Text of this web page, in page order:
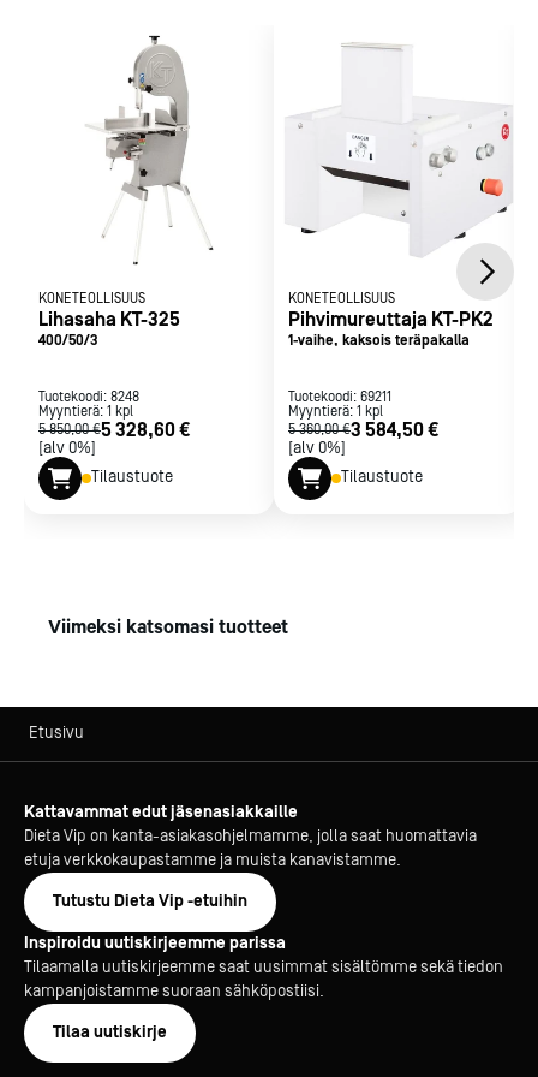
Laitteen paino: 52 kg
Materiaali: ruostumaton teräs.
Kiinteällä pöydällä varustettu pöytämallinen vannesaha.
Varustettu jarrumoottorilla, joka takaa terän nopean
pysähtymisen laitteen sammuttamisen yhteydessä.
Hiljainen ja tasainen käynti.
KT-sahat täyttävät standardin SFS-EN 12268:en
(Elintarvikekoneet. Vannesahat. Turvallisuus- ja
hygieniavaatimukset) vaatimukset.
KONETEOLLISUUS
Lihasaha KT-325
400/50/3
Tuotekoodi: 8248
Myyntierä: 1 kpl
5 850,00 €5 328,60 €
[alv 0%]
Tilaustuote
KONETEOLLISUUS
Pihvimureuttaja KT-PK2
1-vaihe, kaksois teräpakalla
Tuotekoodi: 69211
Myyntierä: 1 kpl
5 360,00 €3 584,50 €
[alv 0%]
Tilaustuote
Viimeksi katsomasi tuotteet
Etusivu
Kattavammat edut jäsenasiakkaille
Dieta Vip on kanta-asiakasohjelmamme, jolla saat huomattavia
etuja verkkokaupastamme ja muista kanavistamme.
Tutustu Dieta Vip -etuihin
Inspiroidu uutiskirjeemme parissa
Tilaamalla uutiskirjeemme saat uusimmat sisältömme sekä tiedon
kampanjoistamme suoraan sähköpostiisi.
Tilaa uutiskirje